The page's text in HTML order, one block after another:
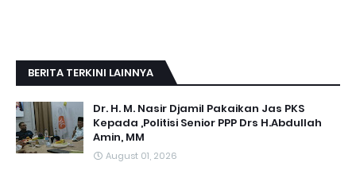
BERITA TERKINI LAINNYA
Dr. H. M. Nasir Djamil Pakaikan Jas PKS
Kepada ,Politisi Senior PPP Drs H.Abdullah
Amin, MM
August 01, 2026